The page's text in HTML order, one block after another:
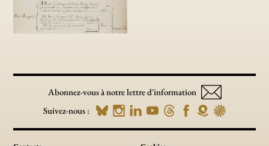
Abonnez-vous à notre lettre d'information
Suivez-nous :